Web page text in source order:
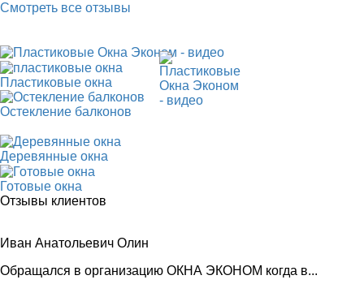
Смотреть все отзывы
Пластиковые окна
Остекление балконов
Деревянные окна
Готовые окна
Отзывы клиентов
Иван Анатольевич Олин
Обращался в организацию ОКНА ЭКОНОМ когда в...